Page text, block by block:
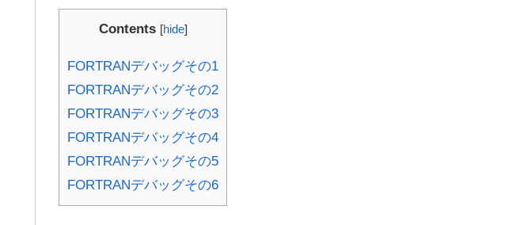
Contents [hide]
FORTRANデバッグその1
FORTRANデバッグその2
FORTRANデバッグその3
FORTRANデバッグその4
FORTRANデバッグその5
FORTRANデバッグその6